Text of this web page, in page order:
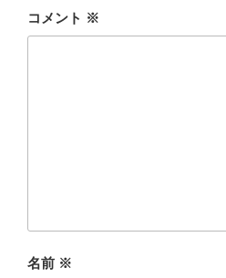
コメント ※
名前 ※